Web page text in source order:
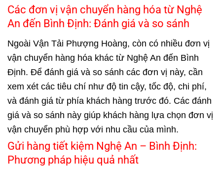
Các đơn vị vận chuyển hàng hóa từ Nghệ
An đến Bình Định: Đánh giá và so sánh
Ngoài Vận Tải Phượng Hoàng, còn có nhiều đơn vị
vận chuyển hàng hóa khác từ Nghệ An đến Bình
Định. Để đánh giá và so sánh các đơn vị này, cần
xem xét các tiêu chí như độ tin cậy, tốc độ, chi phí,
và đánh giá từ phía khách hàng trước đó. Các đánh
giá và so sánh này giúp khách hàng lựa chọn đơn vị
vận chuyển phù hợp với nhu cầu của mình.
Gửi hàng tiết kiệm Nghệ An – Bình Định:
Phương pháp hiệu quả nhất